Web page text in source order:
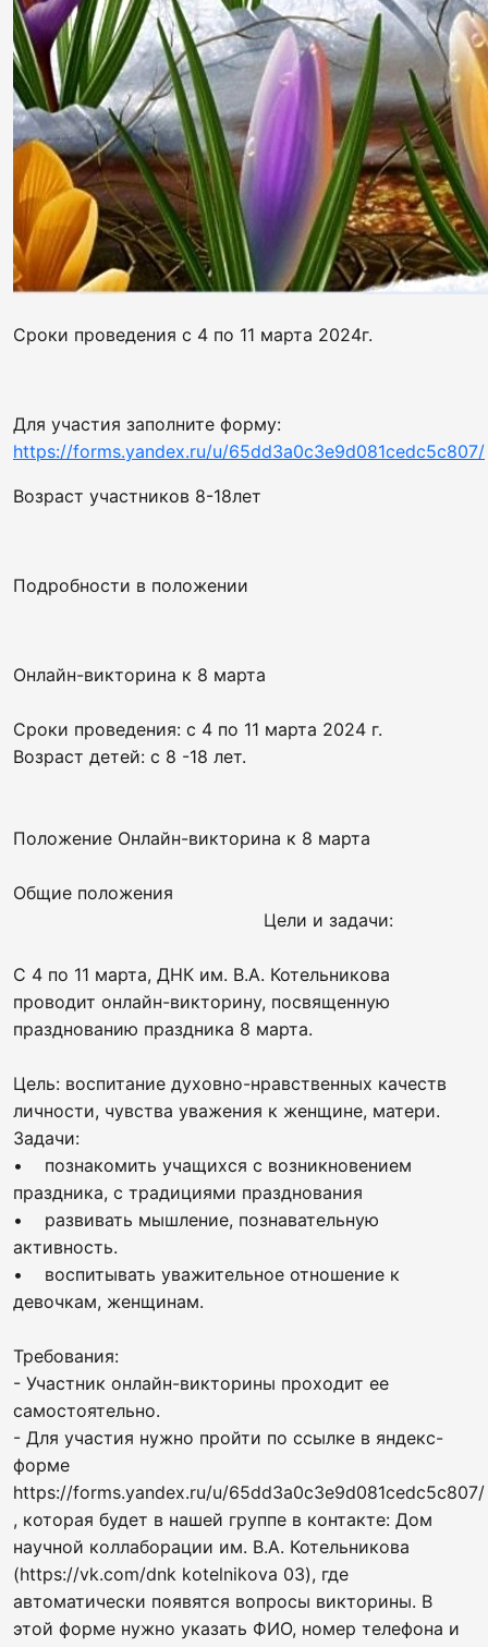
Сроки проведения с 4 по 11 марта 2024г.
Для участия заполните форму:
https://forms.yandex.ru/u/65dd3a0c3e9d081cedc5c807/
Возраст участников 8-18лет
Подробности в положении
Онлайн-викторина к 8 марта
Сроки проведения: с 4 по 11 марта 2024 г.
Возраст детей: с 8 -18 лет.
Положение Онлайн-викторина к 8 марта
Общие положения
Цели и задачи:
С 4 по 11 марта, ДНК им. В.А. Котельникова
проводит онлайн-викторину, посвященную
празднованию праздника 8 марта.
Цель: воспитание духовно-нравственных качеств
личности, чувства уважения к женщине, матери.
Задачи:
• познакомить учащихся с возникновением
праздника, с традициями празднования
• развивать мышление, познавательную
активность.
• воспитывать уважительное отношение к
девочкам, женщинам.
Требования:
- Участник онлайн-викторины проходит ее
самостоятельно.
- Для участия нужно пройти по ссылке в яндекс-
форме
https://forms.yandex.ru/u/65dd3a0c3e9d081cedc5c807/
, которая будет в нашей группе в контакте: Дом
научной коллаборации им. В.А. Котельникова
(https://vk.com/dnk kotelnikova 03), где
автоматически появятся вопросы викторины. В
этой форме нужно указать ФИО, номер телефона и